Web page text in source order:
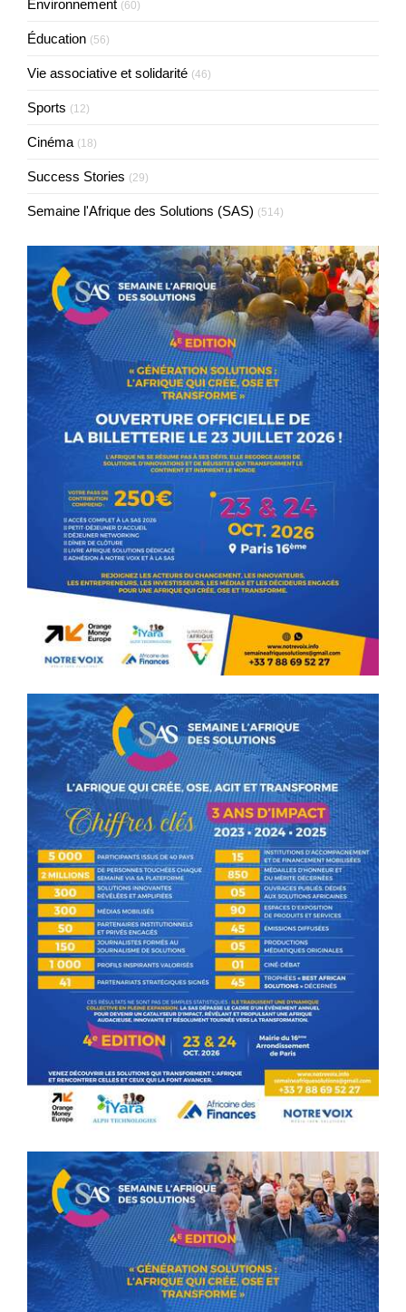
Environnement (60)
Éducation (56)
Vie associative et solidarité (46)
Sports (12)
Cinéma (18)
Success Stories (29)
Semaine l'Afrique des Solutions (SAS) (514)